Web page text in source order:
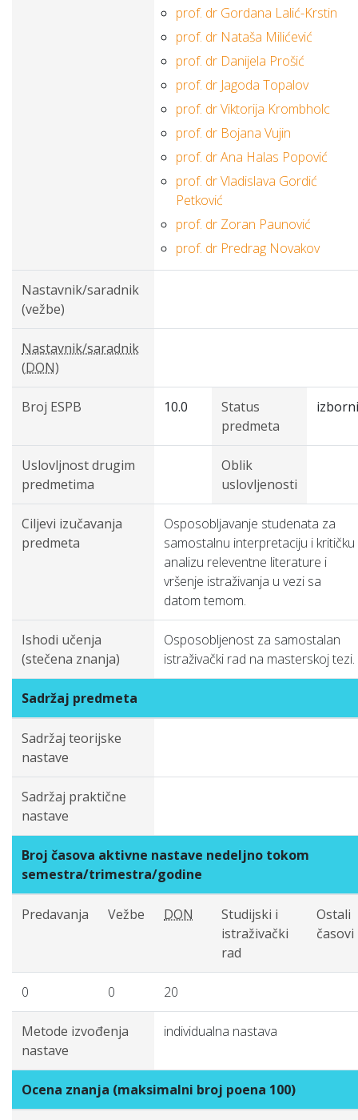
prof. dr Gordana Lalić-Krstin
prof. dr Nataša Milićević
prof. dr Danijela Prošić
prof. dr Jagoda Topalov
prof. dr Viktorija Krombholc
prof. dr Bojana Vujin
prof. dr Ana Halas Popović
prof. dr Vladislava Gordić
Petković
prof. dr Zoran Paunović
prof. dr Predrag Novakov
Nastavnik/saradnik
(vežbe)
Nastavnik/saradnik
(DON)
Broj ESPB 10.0
Status
predmeta
izborni
Uslovljnost drugim
predmetima
Oblik
uslovljenosti
Ciljevi izučavanja
predmeta
Osposobljavanje studenata za
samostalnu interpretaciju i kritičku
analizu releventne literature i
vršenje istraživanja u vezi sa
datom temom.
Ishodi učenja
(stečena znanja)
Osposobljenost za samostalan
istraživački rad na masterskoj tezi.
Sadržaj predmeta
Sadržaj teorijske
nastave
Sadržaj praktične
nastave
Broj časova aktivne nastave nedeljno tokom
semestra/trimestra/godine
Predavanja Vežbe DON
Studijski i
istraživački
rad
Ostali
časovi
0 0 20
Metode izvođenja
nastave
individualna nastava
Ocena znanja (maksimalni broj poena 100)